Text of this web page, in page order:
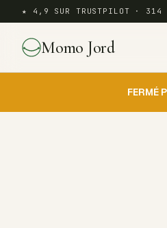
★ 4,9 SUR TRUSTPILOT · 314
Momo Jord
FERMÉ